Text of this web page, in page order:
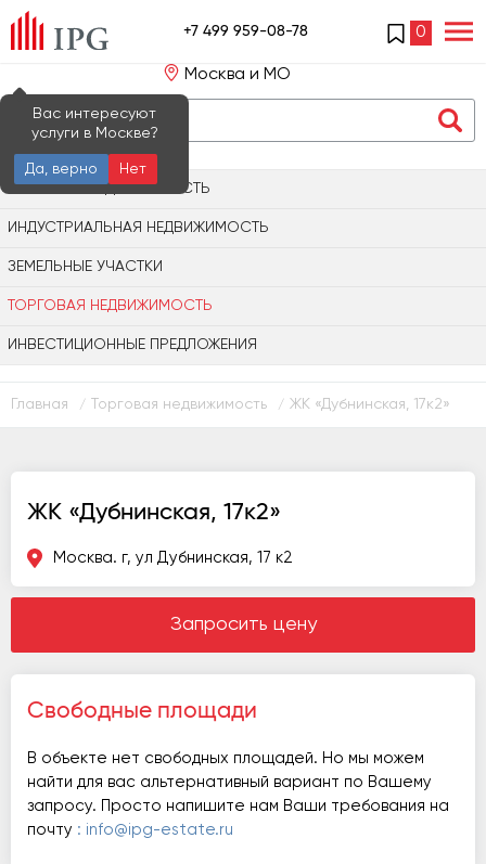
+7 499 959-08-78 0
Москва и МО
Вас интересуют
услуги в Москве?
Да, верно
Нет
ОФИСНАЯ НЕДВИЖИМОСТЬ
ИНДУСТРИАЛЬНАЯ НЕДВИЖИМОСТЬ
ЗЕМЕЛЬНЫЕ УЧАСТКИ
ТОРГОВАЯ НЕДВИЖИМОСТЬ
ИНВЕСТИЦИОННЫЕ ПРЕДЛОЖЕНИЯ
Главная / Торговая недвижимость / ЖК «Дубнинская, 17к2»
ЖК «Дубнинская, 17к2»
Москва. г, ул Дубнинская, 17 к2
Запросить цену
Свободные площади
В объекте нет свободных площадей. Но мы можем
найти для вас альтернативный вариант по Вашему
запросу. Просто напишите нам Ваши требования на
почту : info@ipg-estate.ru